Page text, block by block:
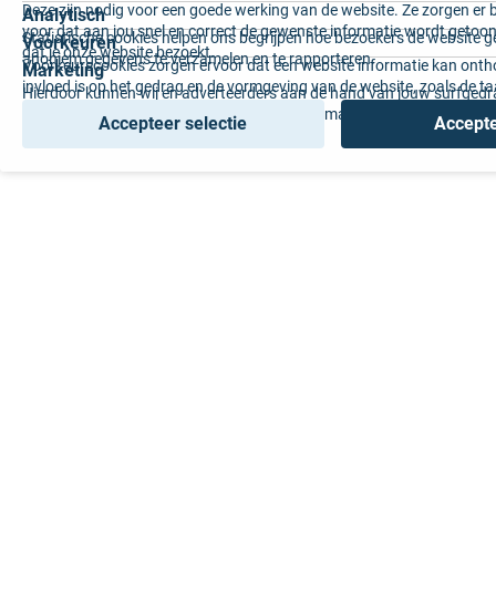
Deze zijn nodig voor een goede werking van de website. Ze zorgen er
voor dat aan jou snel en correct de gewenste informatie wordt
dat je onze website bezoekt.
Analytisch
Statistische cookies helpen ons begrijpen hoe bezoekers de website
anoniem gegevens te verzamelen en te rapporteren.
Voorkeuren
Voorkeurscookies zorgen ervoor dat een website informatie kan
invloed is op het gedrag en de vormgeving van de website, zoals de
Marketing
Hierdoor kunnen wij en adverteerders aan de hand van jouw
gepersonaliseerde online advertenties en op maat gemaakte content
Accepteer selectie